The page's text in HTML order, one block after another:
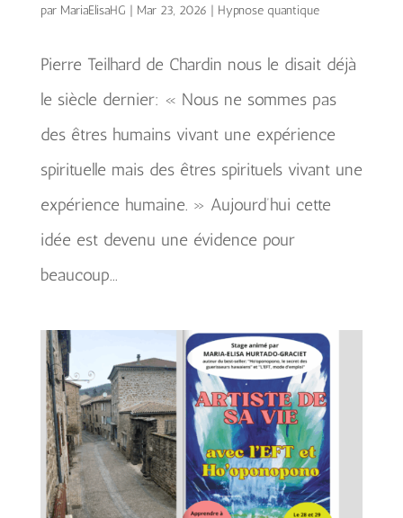
par MariaElisaHG | Mar 23, 2026 | Hypnose quantique
Pierre Teilhard de Chardin nous le disait déjà
le siècle dernier: « Nous ne sommes pas
des êtres humains vivant une expérience
spirituelle mais des êtres spirituels vivant une
expérience humaine. » Aujourd’hui cette
idée est devenu une évidence pour
beaucoup...